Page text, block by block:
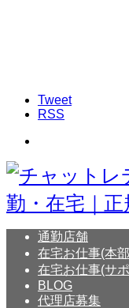
Tweet
RSS
通勤店舗
在宅お仕事(本
在宅お仕事(サ
BLOG
代理店募集